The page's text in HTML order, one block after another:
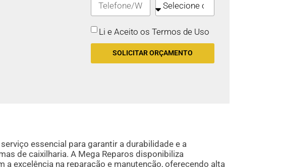
Li e Aceito os Termos de Uso
SOLICITAR ORÇAMENTO
essencial para garantir a durabilidade e a
de caixilharia. A Mega Reparos disponibiliza
excelência na reparação e manutenção, oferecendo alta